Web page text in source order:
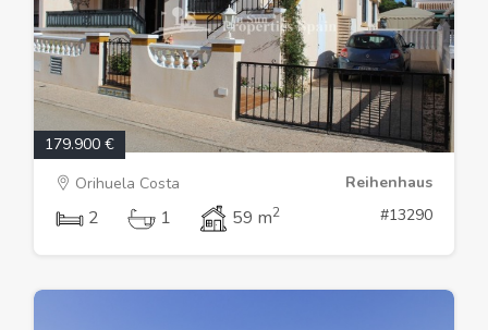
179.900 €
Orihuela Costa
Reihenhaus
2 1 59 m2 #13290